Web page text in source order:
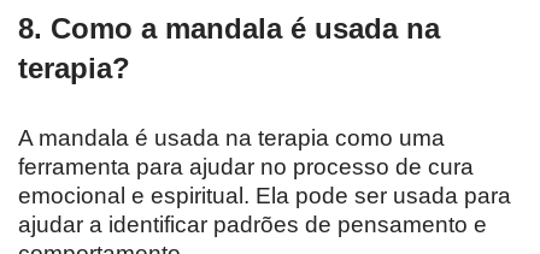
8. Como a mandala é usada na
terapia?
A mandala é usada na terapia como uma
ferramenta para ajudar no processo de cura
emocional e espiritual. Ela pode ser usada para
ajudar a identificar padrões de pensamento e